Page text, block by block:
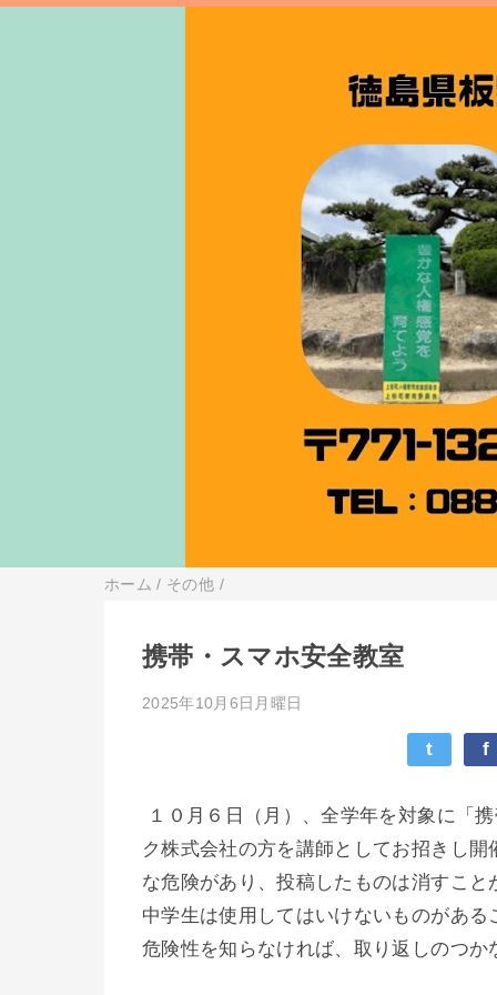
ホーム / その他 /
携帯・スマホ安全教室
2025年10月6日月曜日
t f
１０月６日（月）、全学年を対象に「
ク株式会社の方を講師としてお招きし
な危険があり、投稿したものは消すこ
中学生は使用してはいけないものがあ
危険性を知らなければ、取り返しのつ